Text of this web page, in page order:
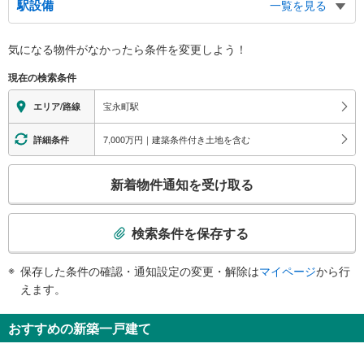
駅設備
一覧を見る
※段差なしでの移動経路
地上⇔ホーム：○
スロープ
・有り
気になる物件がなかったら条件を変更しよう！
現在の検索条件
エリア/路線 宝永町駅
詳細条件 7,000万円｜建築条件付き土地を含む
検
知
を
新着物件通知を受け取る
検索条件を保存する
保存した条件の確認・通知設定の変更・解除はマイページから行
えます。
おすすめの新築一戸建て